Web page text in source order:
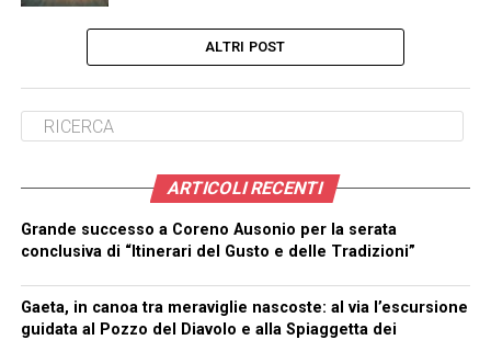
ALTRI POST
ARTICOLI RECENTI
Grande successo a Coreno Ausonio per la serata
conclusiva di “Itinerari del Gusto e delle Tradizioni”
Gaeta, in canoa tra meraviglie nascoste: al via l’escursione
guidata al Pozzo del Diavolo e alla Spiaggetta dei